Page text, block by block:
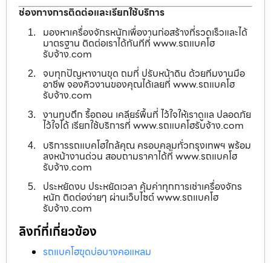
ช่องทางการติดต่อและเรียกใช้บริการ
มองหาเครื่องจักรหนักเพื่องานก่อสร้างที่รวดเร็วและได้
มาตรฐาน ติดต่อเราได้ทันทีที่ www.รถแบคโฮ
รับจ้าง.com
จบทุกปัญหางานขุด ถมที่ ปรับหน้าดิน ด้วยทีมงานมือ
อาชีพ จองคิวงานของคุณได้เลยที่ www.รถแบคโฮ
รับจ้าง.com
งานทุบตึก รื้อถอน เคลียร์พื้นที่ ไว้ใจให้เราดูแล ปลอดภัย
ไว้ใจได้ เรียกใช้บริการที่ www.รถแบคโฮรับจ้าง.com
บริการรถแบคโฮใกล้คุณ ครอบคลุมทั่วกรุงเทพฯ พร้อม
ลงหน้างานด่วน สอบถามราคาได้ที่ www.รถแบคโฮ
รับจ้าง.com
ประหยัดงบ ประหยัดเวลา คุ้มค่าทุกการเช่าเครื่องจักร
หนัก ติดต่อง่ายๆ ผ่านเว็บไซต์ www.รถแบคโฮ
รับจ้าง.com
ลิงก์ที่เกี่ยวข้อง
รถแบคโฮขุดบ่อบางคอแหลม